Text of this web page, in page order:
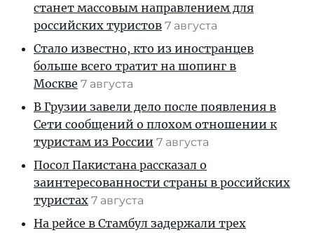
станет массовым направлением для
российских туристов 7 августа
Стало известно, кто из иностранцев
больше всего тратит на шопинг в
Москве 7 августа
В Грузии завели дело после появления в
Сети сообщений о плохом отношении к
туристам из России 7 августа
Посол Пакистана рассказал о
заинтересованности страны в российских
туристах 7 августа
На рейсе в Стамбул задержали трех